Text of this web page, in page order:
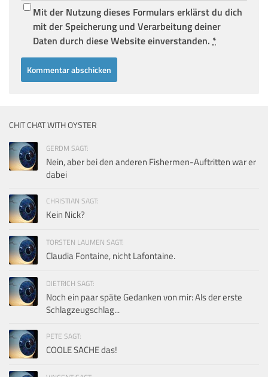
Mit der Nutzung dieses Formulars erklärst du dich
mit der Speicherung und Verarbeitung deiner
Daten durch diese Website einverstanden. *
CHIT CHAT WITH OYSTER
GERDM SAGT:
Nein, aber bei den anderen Fishermen-Auftritten war er
dabei
CHRISTIAN SAGT:
Kein Nick?
TORSTEN LAUMEN SAGT:
Claudia Fontaine, nicht Lafontaine.
DIETRICH SAGT:
Noch ein paar späte Gedanken von mir: Als der erste
Schlagzeugschlag...
PETE SAGT:
COOLE SACHE das!